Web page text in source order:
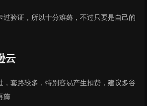
过验证，所以十分难薅，不过只要是自己的
云
，套路较多，特别容易产生扣费，建议多谷
薅